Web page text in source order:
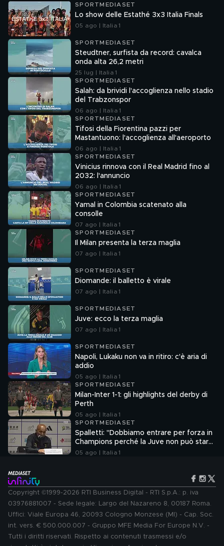
prossimi mondiali in Germania.
SPORTMEDIASET
Lo show delle Estathé 3x3 Italia Finals
05 ago | Italia 1
SPORTMEDIASET
Steudtner, surfista da record: cavalca
onda alta 26,2 metri
25 lug | Italia 1
SPORTMEDIASET
Salah: da brividi l'accoglienza nello stadio
del Trabzonspor
06 ago | Italia 1
SPORTMEDIASET
Tifosi della Fiorentina pazzi per
Mastantuono: l'accoglienza all'aeroporto
06 ago | Italia 1
SPORTMEDIASET
Vinicius rinnova con il Real Madrid fino al
2032: l'annuncio
06 ago | Italia 1
SPORTMEDIASET
Yamal in Colombia scatenato alla
consolle
07 ago | Italia 1
SPORTMEDIASET
Il Milan presenta la terza maglia
07 ago | Italia 1
SPORTMEDIASET
Diomande: il balletto è virale
07 ago | Italia 1
SPORTMEDIASET
Juve: ecco la terza maglia
07 ago | Italia 1
SPORTMEDIASET
Napoli, Lukaku non va in ritiro: c'è aria di
addio
05 ago | Italia 1
SPORTMEDIASET
Milan-Inter 1-1: gli highlights del derby di
Perth
05 ago | Italia 1
SPORTMEDIASET
Spalletti: "Dobbiamo entrare per forza in
Champions perché la Juve non può stare
fuori"
05 ago | Italia 1
Copyright ©1999-2026 RTI Business Digital - RTI S.p.A.: p. iva
03976881007 - Sede legale: Largo del Nazareno 8, 00187 Roma.
Uffici: Viale Europa 46, 20093 Cologno Monzese (MI) - Cap. Soc.
int. vers. € 500.000.007 - Gruppo MFE Media For Europe N.V. -
Tutti i diritti riservati. Rispetto ai contenuti trasmessi e/o